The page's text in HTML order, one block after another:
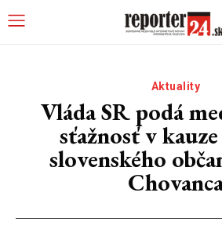
Aktuality
Vláda SR podá
sťažnosť v
slovenského